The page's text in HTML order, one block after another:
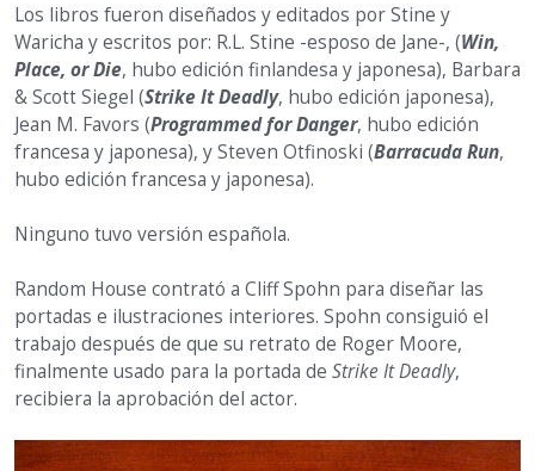
Los libros fueron diseñados y editados por Stine y
Waricha y escritos por: R.L. Stine -esposo de Jane-, (Win,
Place, or Die, hubo edición finlandesa y japonesa), Barbara
& Scott Siegel (Strike It Deadly, hubo edición japonesa),
Jean M. Favors (Programmed for Danger, hubo edición
francesa y japonesa), y Steven Otfinoski (Barracuda Run,
hubo edición francesa y japonesa).
Ninguno tuvo versión española.
Random House contrató a Cliff Spohn para diseñar las
portadas e ilustraciones interiores. Spohn consiguió el
trabajo después de que su retrato de Roger Moore,
finalmente usado para la portada de Strike It Deadly,
recibiera la aprobación del actor.